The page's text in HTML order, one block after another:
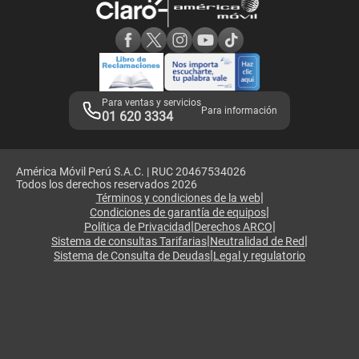
Adquirientes iPhone 6, 6S y SE
Mensaje de Seguridad
Términos y Condiciones de Tienda Claro
Libro de Reclamaciones
Legales de marketplace
Para ventas y servicios
01 620 3334 Para información
América Móvil Perú S.A.C. | RUC 20467534026
Todos los derechos reservados 2026
Términos y condiciones de la web|
Condiciones de garantía de equipos|
Política de Privacidad|Derechos ARCO|
Sistema de consultas Tarifarias|Neutralidad de Red|
Sistema de Consulta de Deudas|Legal y regulatorio